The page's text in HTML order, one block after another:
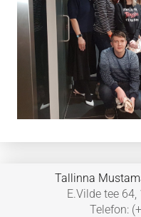
Tallinna
E.Vilde tee
Telefon: